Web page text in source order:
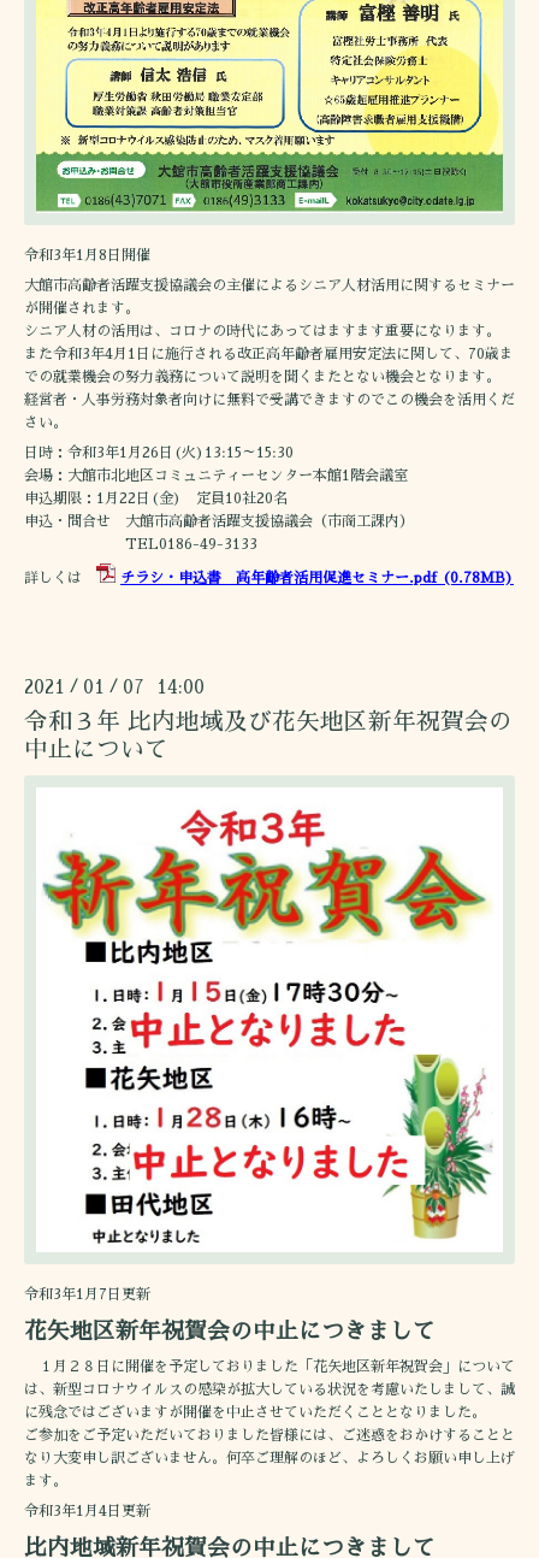
令和3年1月8日開催
大館市高齢者活躍支援協議会の主催によるシニア人材活用に関するセミナー
が開催されます。
シニア人材の活用は、コロナの時代にあってはますます重要になります。
また令和3年4月1日に施行される改正高年齢者雇用安定法に関して、70歳ま
での就業機会の努力義務について説明を聞くまたとない機会となります。
経営者・人事労務対象者向けに無料で受講できますのでこの機会を活用くだ
さい。
日時：令和3年1月26日(火)13:15～15:30
会場：大館市北地区コミュニティーセンター本館1階会議室
申込期限：1月22日(金) 定員10社20名
申込・問合せ 大館市高齢者活躍支援協議会（市商工課内）
TEL0186-49-3133
詳しくは チラシ・申込書 高年齢者活用促進セミナー.pdf(0.78MB)
2021 / 01 / 07 14:00
令和３年 比内地域及び花矢地区新年祝賀会の
中止について
令和3年1月7日更新
花矢地区新年祝賀会の中止につきまして
１月２８日に開催を予定しておりました「花矢地区新年祝賀会」について
は、新型コロナウイルスの感染が拡大している状況を考慮いたしまして、誠
に残念ではございますが開催を中止させていただくこととなりました。
ご参加をご予定いただいておりました皆様には、ご迷惑をおかけすることと
なり大変申し訳ございません。何卒ご理解のほど、よろしくお願い申し上げ
ます。
令和3年1月4日更新
比内地域新年祝賀会の中止につきまして